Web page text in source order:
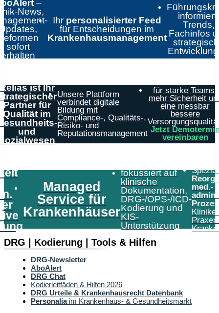
–
News,
sofort
erhalten
Ihr personalisierter Feed
für Entscheidungen im
Krankenhausmanagement
informiert:
Trends,
Fachinfos
ist Ihr
Partner für
Qualität im
und
Unsere Plattform
verbindet digitale
Bildung mit
Compliance-, Qualitäts-,
Risiko- und
Reputationsmanagement
für starke Teams,
mehr Sicherheit
eine messbar
bessere
Jetzt
vereinbaren
Managed
Service für
Krankenhäuser
fokussiert auf
klinische
Dokumentation,
DRG-/OPS-/ICD-
Kodierung und
KIS-
Unterstützung
med.-
DRG | Kodierung | Tools & Hilfen
DRG-Newsletter
AboAlert
DRG Chat
Kodierleitfäden & Hilfen 2026
DRG Urteile & Krankenhausrecht Datenbank
Personaliaim Krankenhaus- & Gesundheitsmarkt